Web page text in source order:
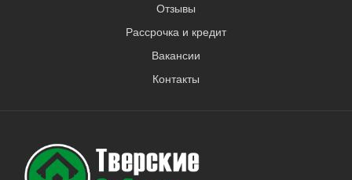
Отзывы
Рассрочка и кредит
Вакансии
Контакты